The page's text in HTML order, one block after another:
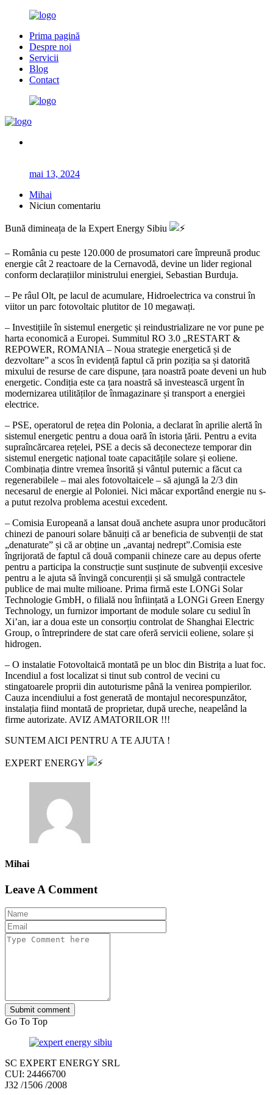
Prima pagină
Despre noi
Servicii
Blog
Contact
mai 13, 2024
Mihai
Niciun comentariu
Bună dimineața de la Expert Energy Sibiu
– România cu peste 120.000 de prosumatori care împreună produc
energie cât 2 reactoare de la Cernavodă, devine un lider regional
conform declarațiilor ministrului energiei, Sebastian Burduja.
– Pe râul Olt, pe lacul de acumulare, Hidroelectrica va construi în
viitor un parc fotovoltaic plutitor de 10 megawați.
– Investițiile în sistemul energetic și reindustrializare ne vor pune pe
harta economică a Europei. Summitul RO 3.0 „RESTART &
REPOWER, ROMANIA – Noua strategie energetică și de
dezvoltare” a scos în evidență faptul că prin poziția sa și datorită
mixului de resurse de care dispune, țara noastră poate deveni un hub
energetic. Condiția este ca țara noastră să investească urgent în
modernizarea utilităților de înmagazinare și transport a energiei
electrice.
– PSE, operatorul de rețea din Polonia, a declarat în aprilie alertă în
sistemul energetic pentru a doua oară în istoria țării. Pentru a evita
supraîncărcarea rețelei, PSE a decis să deconecteze temporar din
sistemul energetic național toate capacitățile solare și eoliene.
Combinația dintre vremea însorită și vântul puternic a făcut ca
regenerabilele – mai ales fotovoltaicele – să ajungă la 2/3 din
necesarul de energie al Poloniei. Nici măcar exportând energie nu s-
a putut rezolva problema acestui excedent.
– Comisia Europeană a lansat două anchete asupra unor producători
chinezi de panouri solare bănuiți că ar beneficia de subvenții de stat
„denaturate” și că ar obține un „avantaj nedrept”.Comisia este
îngrijorată de faptul că două companii chineze care au depus oferte
pentru a participa la construcție sunt susținute de subvenții excesive
pentru a le ajuta să învingă concurenții și să smulgă contractele
publice de mai multe milioane. Prima firmă este LONGi Solar
Technologie GmbH, o filială nou înființată a LONGi Green Energy
Technology, un furnizor important de module solare cu sediul în
Xi’an, iar a doua este un consorțiu controlat de Shanghai Electric
Group, o întreprindere de stat care oferă servicii eoliene, solare și
hidrogen.
– O instalatie Fotovoltaică montată pe un bloc din Bistrița a luat foc.
Incendiul a fost localizat si tinut sub control de vecini cu
stingatoarele proprii din autoturisme până la venirea pompierilor.
Cauza incendiului a fost generată de montajul necorespunzător,
instalația fiind montată de proprietar, după ureche, neapelând la
firme autorizate. AVIZ AMATORILOR !!!
SUNTEM AICI PENTRU A TE AJUTA !
EXPERT ENERGY
Mihai
Leave A Comment
Submit comment
Go To Top
SC EXPERT ENERGY SRL
CUI: 24466700
J32 /1506 /2008